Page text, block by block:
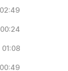
02:49
00:24
01:08
00:49